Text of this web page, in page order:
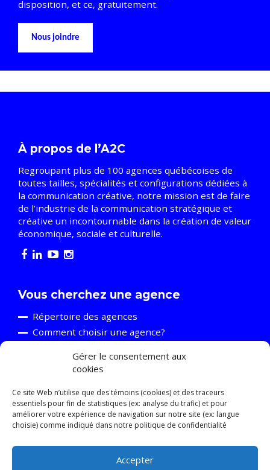
Gérer le consentement aux
cookies
Ce site Web n’utilise que des témoins (cookies) et des traceurs
essentiels pour fin de statistiques (ex: analyse du trafic) et pour
améliorer votre expérience de navigation sur notre site (ex: langue
choisie) comme indiqué dans notre politique de confidentialité
Accepter
disposition, et ce, gratuitement.
Nous joindre
À propos de l’A2C
Regroupant plus de 100 agences québécoises de
toutes tailles, spécialités et configurations dédiées à
la communication créative, notre mission est de faire
de l’industrie de la communication stratégique et
créative un incontournable dans la création de valeur
économique, sociale et culturelle.
Vous cherchez une agence
Répertoire des agences
Comment choisir une agence?
Vous êtes une agence
Découvrir l’A2C
Événements et formations
Ressources